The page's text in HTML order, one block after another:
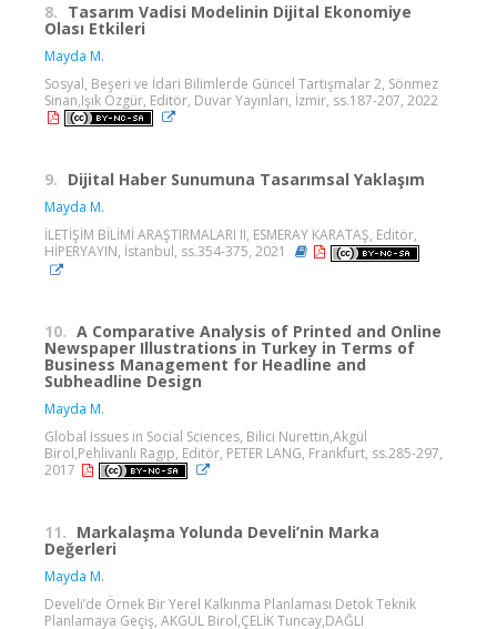
8. Tasarım Vadisi Modelinin Dijital Ekonomiye
Olası Etkileri
Mayda M.
Sosyal, Beşeri ve İdari Bilimlerde Güncel Tartışmalar 2, Sönmez
Sinan,Işık Özgür, Editör, Duvar Yayınları, İzmir, ss.187-207, 2022
9. Dijital Haber Sunumuna Tasarımsal Yaklaşım
Mayda M.
İLETİŞİM BİLİMİ ARAŞTIRMALARI II, ESMERAY KARATAŞ, Editör,
HİPERYAYIN, İstanbul, ss.354-375, 2021
10. A Comparative Analysis of Printed and Online
Newspaper Illustrations in Turkey in Terms of
Business Management for Headline and
Subheadline Design
Mayda M.
Global Issues in Social Sciences, Bilici Nurettin,Akgül
Birol,Pehlivanlı Ragıp, Editör, PETER LANG, Frankfurt, ss.285-297,
2017
11. Markalaşma Yolunda Develi’nin Marka
Değerleri
Mayda M.
Develi’de Örnek Bir Yerel Kalkınma Planlaması Detok Teknik
Planlamaya Geçiş, AKGÜL Birol,ÇELİK Tuncay,DAĞLI